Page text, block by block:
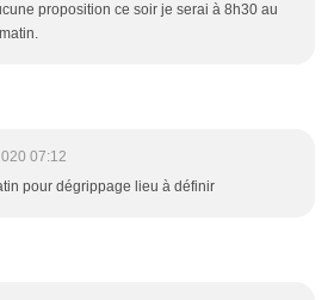
proposition ce soir je serai à 8h30 au
07:12
pour dégrippage lieu à définir